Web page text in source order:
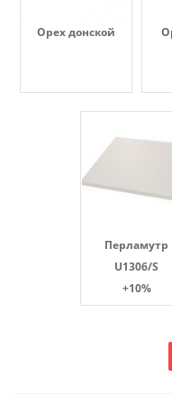
Орех донской
Перламутр
U1306/S
+10%